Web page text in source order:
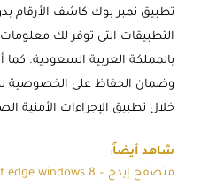
تطبيق نمبر بوك كاشف الأرقام
التطبيقات التي توفر لك
بالمملكة العربية السعودية. كما
وضمان الحفاظ على الخصوصية
خلال تطبيق الإجراءات الأمنية
شاهد أيضاً:
متصفح إيدج – microsoft edge windows 8